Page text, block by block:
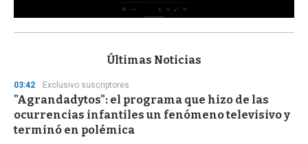
s
d
s
o
f
3
Últimas Noticias
03:42 Exclusivo suscriptores
"Agrandadytos": el programa que hizo de las
ocurrencias infantiles un fenómeno televisivo y
terminó en polémica